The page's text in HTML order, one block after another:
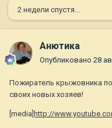
2 недели спустя...
Анютика
Опубликовано 28
Пожиратель крыжовника
своих новых хозяев!
[media ]http://